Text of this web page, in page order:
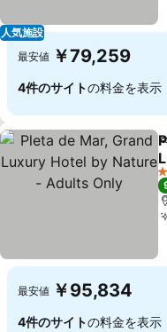
人気施設
最安値 ￥79,259
4件のサイトの料金を表示
5
最安値 ￥95,834
4件のサイトの料金を表示